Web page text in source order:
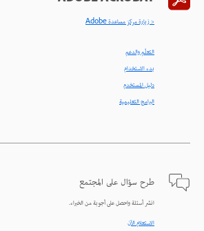
< زيارة مركز مساعدة Adobe
التعلّم والدعم
بدء الاستخدام
دليل المستخدم
البرامج التعليمية
طرح سؤال على المجتمع
انشر أسئلة واحصل على أجوبة من الخبراء.
الاستعلام الآن